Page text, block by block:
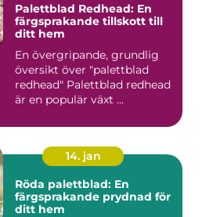
Palettblad Redhead: En
färgsprakande tillskott till
ditt hem
En övergripande, grundlig
översikt över "palettblad
redhead" Palettblad redhead
är en populär växt ...
14. jan
Röda palettblad: En
färgsprakande prydnad för
ditt hem